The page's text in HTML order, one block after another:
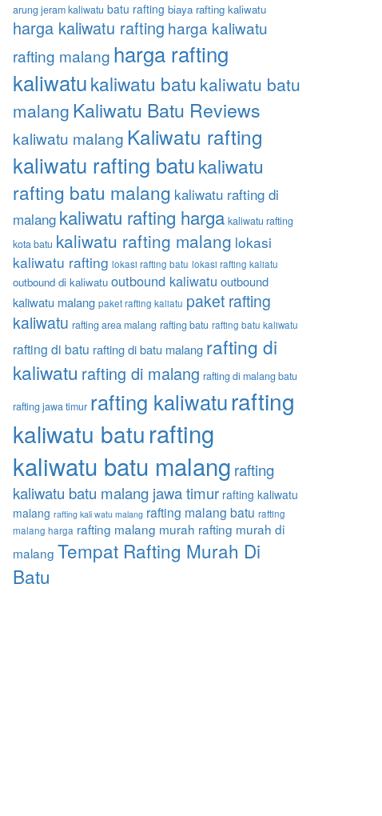
arung jeram kaliwatu batu rafting biaya rafting kaliwatu
harga kaliwatu rafting harga kaliwatu
rafting malang harga rafting
kaliwatukaliwatu batu kaliwatu batu
malang Kaliwatu Batu Reviews
kaliwatu malang Kaliwatu rafting
kaliwatu rafting batukaliwatu
rafting batu malang kaliwatu rafting di
malang kaliwatu rafting harga kaliwatu rafting
kota batu kaliwatu rafting malang lokasi
kaliwatu rafting lokasi rafting batu lokasi rafting kaliatu
outbound di kaliwatu outbound kaliwatu outbound
kaliwatu malang paket rafting kaliatu paket rafting
kaliwatu rafting area malang rafting batu rafting batu kaliwatu
rafting di batu rafting di batu malang rafting di
kaliwatu rafting di malang rafting di malang batu
rafting jawa timur rafting kaliwaturafting
kaliwatu batu rafting
kaliwatu batu malang rafting
kaliwatu batu malang jawa timur rafting kaliwatu
malang rafting kali watu malang rafting malang batu rafting
malang harga rafting malang murah rafting murah di
malang Tempat Rafting Murah Di
Batu